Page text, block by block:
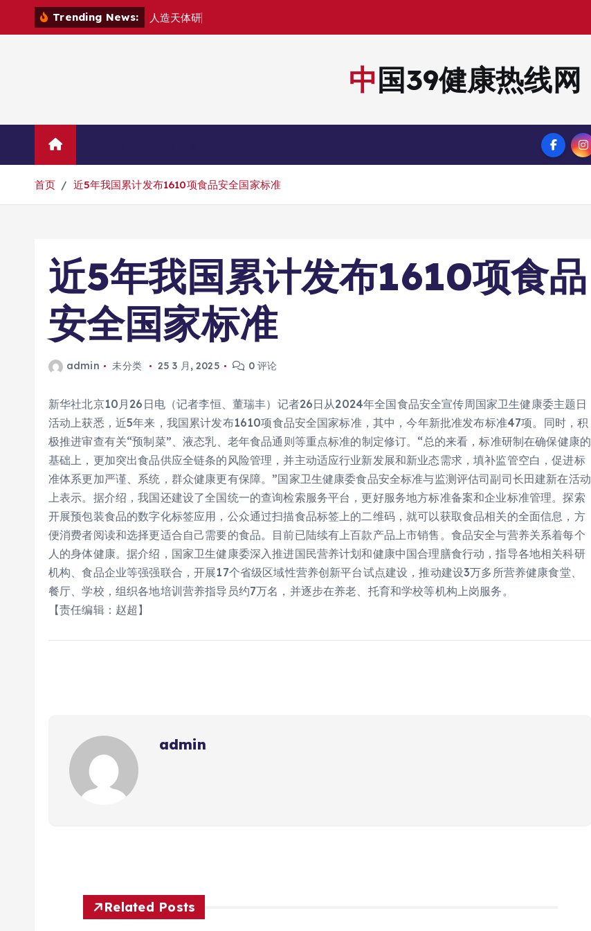
Trending News: 人造天体研
中国39健康热线网
首页 近5年我国累计发布1610项食品安全国家标准
近5年我国累计发布1610项食品
安全国家标准
admin 未分类 25 3 月, 2025 0 评论
新华社北京10月26日电（记者李恒、董瑞丰）记者26日从2024年全国食品安全宣传周国家卫生健康委主题日
活动上获悉，近5年来，我国累计发布1610项食品安全国家标准，其中，今年新批准发布标准47项。同时，积
极推进审查有关“预制菜”、液态乳、老年食品通则等重点标准的制定修订。“总的来看，标准研制在确保健康的
基础上，更加突出食品供应全链条的风险管理，并主动适应行业新发展和新业态需求，填补监管空白，促进标
准体系更加严谨、系统，群众健康更有保障。”国家卫生健康委食品安全标准与监测评估司副司长田建新在活动
上表示。据介绍，我国还建设了全国统一的查询检索服务平台，更好服务地方标准备案和企业标准管理。探索
开展预包装食品的数字化标签应用，公众通过扫描食品标签上的二维码，就可以获取食品相关的全面信息，方
便消费者阅读和选择更适合自己需要的食品。目前已陆续有上百款产品上市销售。食品安全与营养关系着每个
人的身体健康。据介绍，国家卫生健康委深入推进国民营养计划和健康中国合理膳食行动，指导各地相关科研
机构、食品企业等强强联合，开展17个省级区域性营养创新平台试点建设，推动建设3万多所营养健康食堂、
餐厅、学校，组织各地培训营养指导员约7万名，并逐步在养老、托育和学校等机构上岗服务。
【责任编辑：赵超】
admin
Related Posts